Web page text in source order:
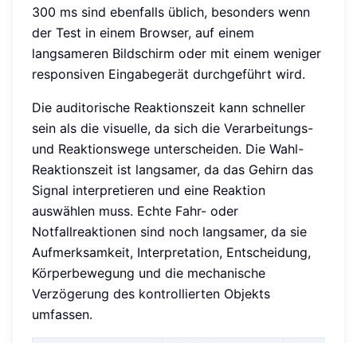
300 ms sind ebenfalls üblich, besonders wenn
der Test in einem Browser, auf einem
langsameren Bildschirm oder mit einem weniger
responsiven Eingabegerät durchgeführt wird.
Die auditorische Reaktionszeit kann schneller
sein als die visuelle, da sich die Verarbeitungs-
und Reaktionswege unterscheiden. Die Wahl-
Reaktionszeit ist langsamer, da das Gehirn das
Signal interpretieren und eine Reaktion
auswählen muss. Echte Fahr- oder
Notfallreaktionen sind noch langsamer, da sie
Aufmerksamkeit, Interpretation, Entscheidung,
Körperbewegung und die mechanische
Verzögerung des kontrollierten Objekts
umfassen.